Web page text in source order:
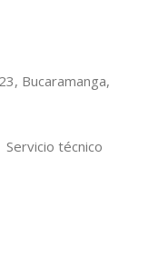
Bucaramanga,
técnico